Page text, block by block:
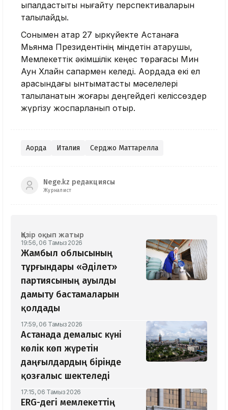
ықпалдастықты нығайту перспективаларын
талқылайды.
Сонымен қатар 27 қыркүйекте Астанаға
Мьянма Президентінің міндетін атқарушы,
Мемлекеттік әкімшілік кеңес төрағасы Мин
Аун Хлайн сапармен келеді. Ақордада екі ел
арасындағы ынтымақтастық мәселелері
талқыланатын жоғары деңгейдегі келіссөздер
жүргізу жоспарланып отыр.
Ақорда Италия Серджо Маттарелла
Nege.kz редакциясы
Журналист
Қазір оқып жатыр
19:56, 06 Тамыз 2026
Жамбыл облысының
тұрғындары «Әділет»
партиясының ауылды
дамыту бастамаларын
қолдады
17:59, 06 Тамыз 2026
Астанада демалыс күні
көлік көп жүретін
даңғылдардың бірінде
қозғалыс шектеледі
17:15, 06 Тамыз 2026
ERG-дегі мемлекеттің